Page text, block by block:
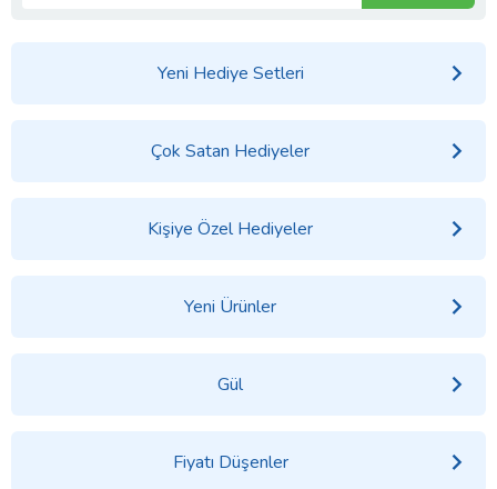
Yeni Hediye Setleri
Çok Satan Hediyeler
Kişiye Özel Hediyeler
Yeni Ürünler
Gül
Fiyatı Düşenler